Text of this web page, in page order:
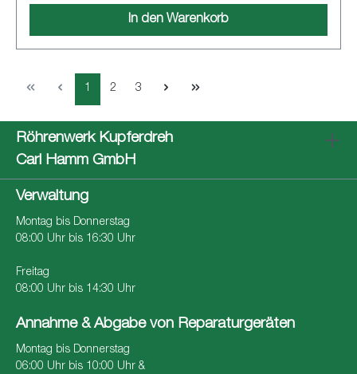
In den Warenkorb
1 2 3
Röhrenwerk Kupferdreh
Carl Hamm GmbH
Verwaltung
Montag bis Donnerstag
08:00 Uhr bis 16:30 Uhr
Freitag
08:00 Uhr bis 14:30 Uhr
Annahme & Abgabe von Reparaturgeräten
Montag bis Donnerstag
06:00 Uhr bis 10:00 Uhr &